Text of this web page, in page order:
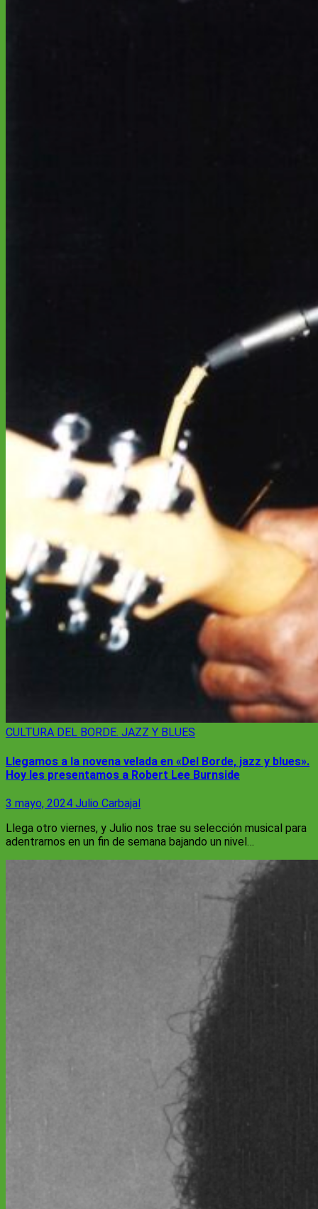
CULTURA DEL BORDE. JAZZ Y BLUES
Llegamos a la novena velada en «Del Borde, jazz y blues».
Hoy les presentamos a Robert Lee Burnside
3 mayo, 2024 Julio Carbajal
Llega otro viernes, y Julio nos trae su selección musical para
adentrarnos en un fin de semana bajando un nivel…